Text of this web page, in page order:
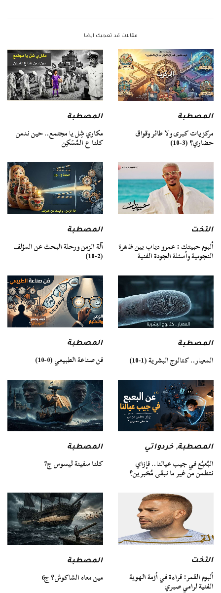
مقالات قد تعجبك ايضا
المصطبة
مركزيات كبرى ولا طائر وقواق
حضاري؟ (3-10)
المصطبة
مكاري شِل يا مجتمع.. حين ندمن
كلنا ع المُسَكِن
التخت
ألبوم حبيتك : عمرو دياب بين ظاهرة
النجومية وأسئلة الجودة الفنية
المصطبة
آلة الزمن ورحلة البحث عن المؤلف
(2-10)
المصطبة
المعيار.. كتالوج البشرية (1-10)
المصطبة
فن صناعة الطبيعي (0-10)
المصطبة,خردواتي
البُعبُع في جيب عيالنا.. فإزاي
نتطمن من غير ما نبقى مُخبرين؟
المصطبة
كلنا سفينة ثيسوس ج7
التخت
ألبوم القمر: قراءة في أزمة الهوية
الفنية لرامي صبري
المصطبة
مين معاه الشاكوش؟ ج6